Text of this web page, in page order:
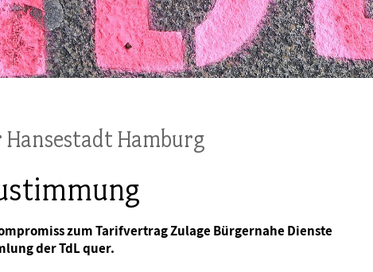
Mitgliedsgewerkschaften
Kooperationen
Alterssicherung
Bildung
Gesundheit
Gender Budgeting
Europa
Digitalisierung
Frauenrecht kompakt
Seminare
Akademie
Verlag
Hamburg
zum Tarifvertrag Zulage Bürgernahe Dienste
der TdL quer.